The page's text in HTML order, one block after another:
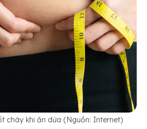
cháy khi ăn dứa (Nguồn: Internet)